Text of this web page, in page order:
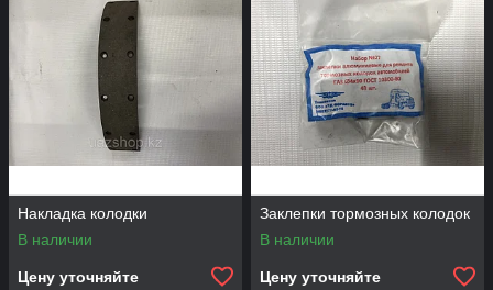
Накладка колодки
В наличии
Цену уточняйте
Заклепки тормозных колодок
В наличии
Цену уточняйте